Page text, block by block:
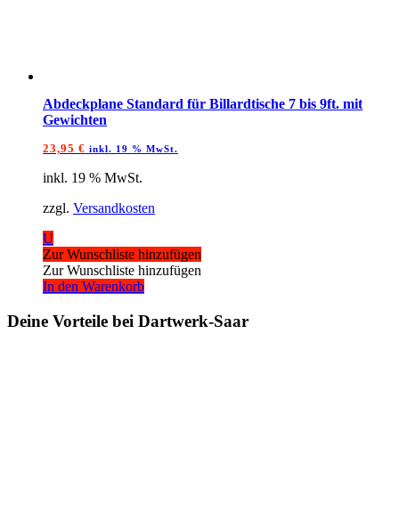
Abdeckplane Standard für Billardtische 7 bis 9ft. mit
Gewichten
23,95 € inkl. 19 % MwSt.
inkl. 19 % MwSt.
zzgl. Versandkosten
U
Zur Wunschliste hinzufügen
Zur Wunschliste hinzufügen
In den Warenkorb
Deine Vorteile bei Dartwerk-Saar